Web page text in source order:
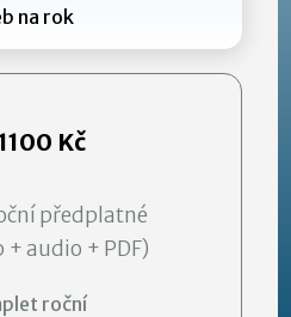
na rok
Kč
předplatné
audio + PDF)
roční